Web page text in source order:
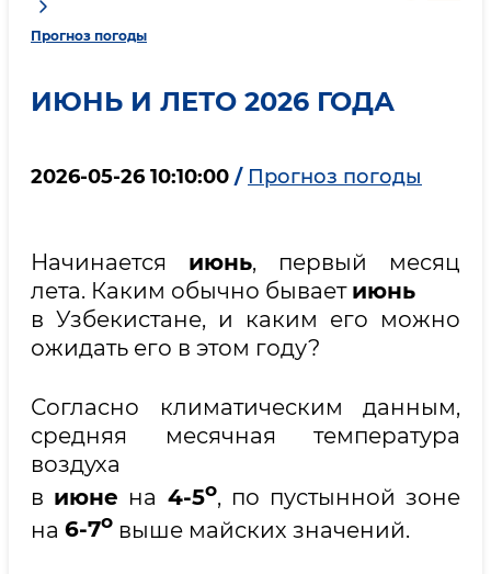
Прогноз погоды
ИЮНЬ И ЛЕТО 2026 ГОДА
2026-05-26 10:10:00 / Прогноз погоды
Начинается июнь, первый месяц
лета. Каким обычно бывает июнь
в Узбекистане, и каким его можно
ожидать его в этом году?
Согласно климатическим данным,
средняя месячная температура
воздуха
в июне на 4-5о, по пустынной зоне
на 6-7о выше майских значений.